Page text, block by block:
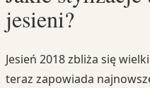
jesieni?
Jesień 2018 zbliża się
teraz zapowiada